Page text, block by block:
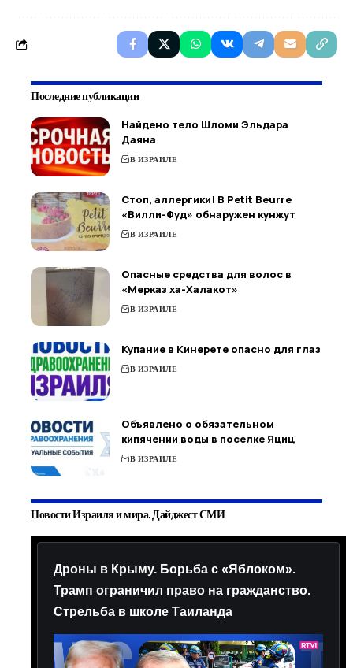
Последние публикации
Найдено тело Шломи Эльдара
Даяна
В ИЗРАИЛЕ
Стоп, аллергики! В Petit Beurre
«Вилли-Фуд» обнаружен кунжут
В ИЗРАИЛЕ
Опасные средства для волос в
«Мерказ ха-Халакот»
В ИЗРАИЛЕ
Купание в Кинерете опасно для глаз
В ИЗРАИЛЕ
Объявлено о обязательном
кипячении воды в поселке Яциц
В ИЗРАИЛЕ
Новости Израиля и мира. Дайджест СМИ